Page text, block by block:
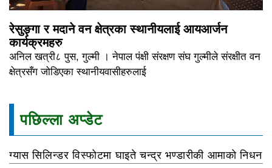
रेसुङ्गा र मदाने वन क्षेत्रका स्थानीयलाई आयआर्जन
कार्यक्रमहरु
अनिल खत्री८ पुस, गुल्मी । नेपाल पंक्षी संरक्षण संघ गुल्मीले संरक्षीत वन
क्षेत्रसँग जोडिएका स्थानीयवासीहरुलाई
पछिल्ला अप्डेट
ग्यास सिलिन्डर विस्फोटमा घाइते चन्द्र भण्डारीकी आमाको निधन